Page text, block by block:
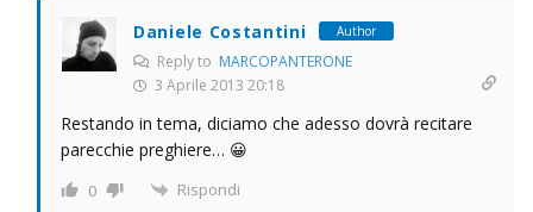
Daniele Costantini Author
Reply to MARCOPANTERONE
3 Aprile 2013 20:18
Restando in tema, diciamo che adesso dovrà recitare
parecchie preghiere… 😀
0 Rispondi